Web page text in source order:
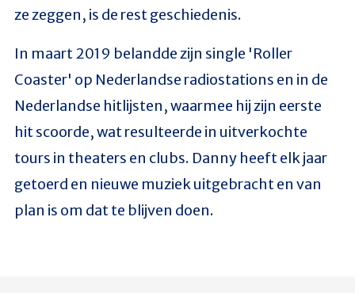
ze zeggen, is de rest geschiedenis.
In maart 2019 belandde zijn single 'Roller
Coaster' op Nederlandse radiostations en in de
Nederlandse hitlijsten, waarmee hij zijn eerste
hit scoorde, wat resulteerde in uitverkochte
tours in theaters en clubs. Danny heeft elk jaar
getoerd en nieuwe muziek uitgebracht en van
plan is om dat te blijven doen.